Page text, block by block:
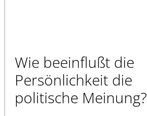
Wie beeinflußt die
Persönlichkeit die
politische Meinung?